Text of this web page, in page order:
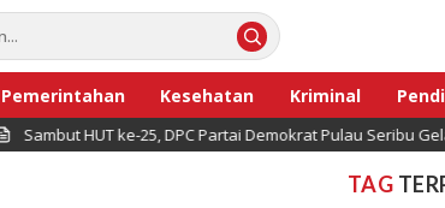
Pemerintahan Kesehatan Kriminal
ke-25, DPC Partai Demokrat Pulau Seribu Gelar Kerja
TAG